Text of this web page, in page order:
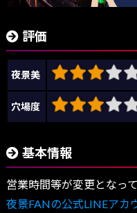
評価
夜景美
穴場度
基本情報
営業時間等が変更となっ
夜景FANの公式LINEアカ